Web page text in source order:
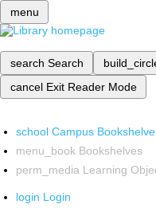
menu
search Search
cancel Exit Reader Mode
school Campus
menu_book Bookshelves
perm_media Learning
login Login